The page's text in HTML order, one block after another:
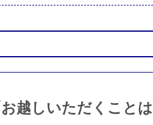
越しいただくこと